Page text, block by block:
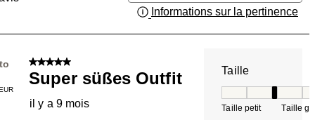
Informations sur la pertinence
5 sur 5 étoiles.
Super süßes Outfit
il y a 9 mois
Taille
Taille petit Taille